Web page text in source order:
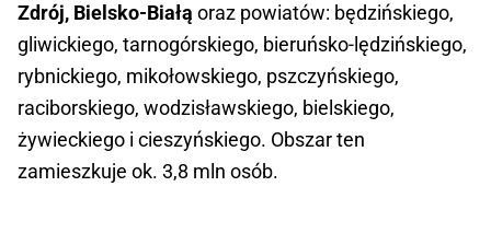
Zdrój, Bielsko-Białą oraz powiatów: będzińskiego,
gliwickiego, tarnogórskiego, bieruńsko-lędzińskiego,
rybnickiego, mikołowskiego, pszczyńskiego,
raciborskiego, wodzisławskiego, bielskiego,
żywieckiego i cieszyńskiego. Obszar ten
zamieszkuje ok. 3,8 mln osób.